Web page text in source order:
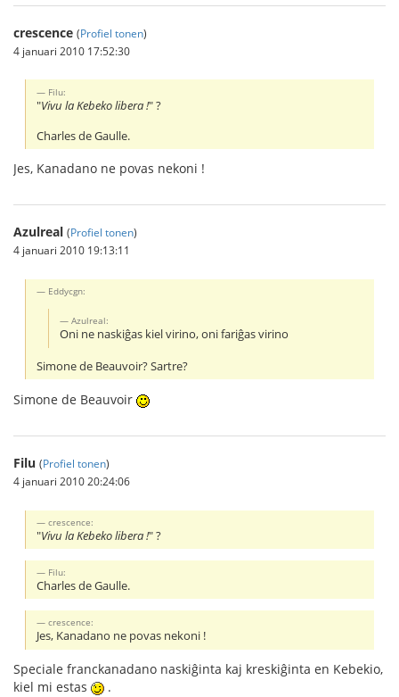
crescence (Profiel tonen)
4 januari 2010 17:52:30
Filu:
"Vivu la Kebeko libera !" ?
Charles de Gaulle.
Jes, Kanadano ne povas nekoni !
Azulreal (Profiel tonen)
4 januari 2010 19:13:11
Eddycgn:
Azulreal:
Oni ne naskiĝas kiel virino, oni fariĝas virino
Simone de Beauvoir? Sartre?
Simone de Beauvoir
Filu (Profiel tonen)
4 januari 2010 20:24:06
crescence:
"Vivu la Kebeko libera !" ?
Filu:
Charles de Gaulle.
crescence:
Jes, Kanadano ne povas nekoni !
Speciale franckanadano naskiĝinta kaj kreskiĝinta en Kebekio,
kiel mi estas
.